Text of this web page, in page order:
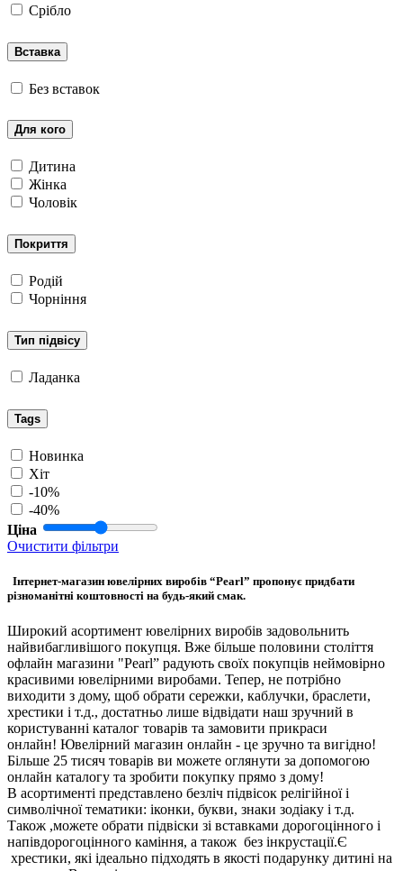
Срібло
Вставка
Без вставок
Для кого
Дитина
Жінка
Чоловік
Покриття
Родій
Чорніння
Тип підвісу
Ладанка
Tags
Новинка
Хіт
-10%
-40%
Ціна
Очистити фільтри
Інтернет-магазин ювелірних виробів “Pearl” пропонує придбати
різноманітні коштовності на будь-який смак.
Широкий асортимент ювелірних виробів задовольнить
найвибагливішого покупця. Вже більше половини століття
офлайн магазини "Pearl” радують своїх покупців неймовірно
красивими ювелірними виробами. Тепер, не потрібно
виходити з дому, щоб обрати сережки, каблучки, браслети,
хрестики і т.д., достатньо лише відвідати наш зручний в
користуванні каталог товарів та замовити прикраси
онлайн! Ювелірний магазин онлайн - це зручно та вигідно!
Більше 25 тисяч товарів ви можете оглянути за допомогою
онлайн каталогу та зробити покупку прямо з дому!
В асортименті представлено безліч підвісок релігійної і
символічної тематики: іконки, букви, знаки зодіаку і т.д.
Також ,можете обрати підвіски зі вставками дорогоцінного і
напівдорогоцінного каміння, а також без інкрустації.Є
хрестики, які ідеально підходять в якості подарунку дитині на